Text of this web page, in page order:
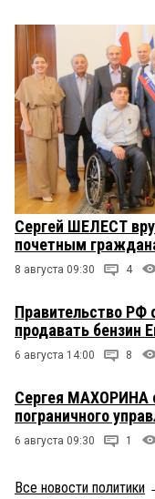
Сергей ШЕЛЕСТ
почетным
8 августа 09:30 4
Правительство РФ
продавать бензин
6 августа 14:00 8
Сергея МАХОРИНА
пограничного
6 августа 09:30 1
Все новости политики